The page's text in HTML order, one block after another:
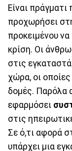
Είναι
προχωρήσει
προκειμένου
κρίση. Οι
στις
χώρα, οι
δομές. Παρόλα
εφαρμόσει
στις
Σε ό,τι αφορά
υπάρχει μια